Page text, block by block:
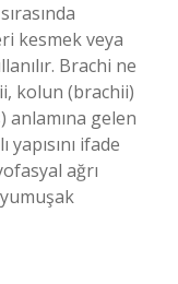
kesmek veya
Brachi ne
kolun (brachii)
anlamına gelen
ifade
ağrı